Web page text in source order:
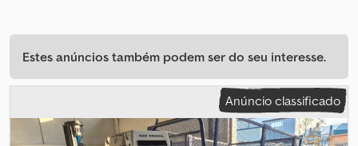
Estes anúncios também podem ser do seu interesse.
Anúncio classificado